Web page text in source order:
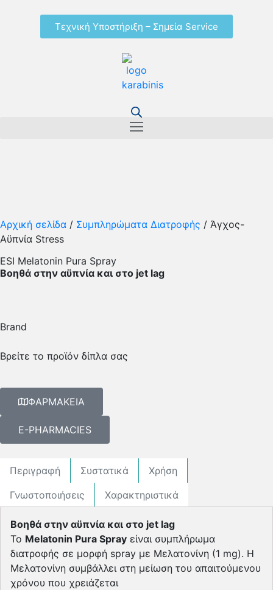
Τεχνική Υποστήριξη – Σημεία Service
Αρχική σελίδα / Συμπληρώματα Διατροφής / Άγχος-
Αϋπνία Stress
ESI Melatonin Pura Spray
Βοηθά στην αϋπνία και στο jet lag
Brand
Βρείτε το προϊόν δίπλα σας
ΦΑΡΜΑΚΕΙΑ
E-PHARMACIES
Περιγραφή Συστατικά
Χρήση
Γνωστοποιήσεις
Χαρακτηριστικά
Βοηθά στην αϋπνία και στο jet lag
To Melatonin Pura Spray είναι συμπλήρωμα
διατροφής σε μορφή spray με Μελατονίνη (1 mg). Η
Μελατονίνη συμβάλλει στη μείωση του απαιτούμενου
χρόνου που χρειάζεται